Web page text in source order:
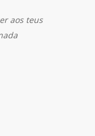
aos teus